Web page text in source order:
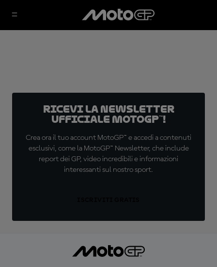
Ricevi la newsletter
ufficiale MotoGP™!
Crea ora il tuo account MotoGP™ e accedi a contenuti
esclusivi, come la MotoGP™ Newsletter, che include
report dei GP, video incredibili e informazioni
interessanti sul nostro sport.